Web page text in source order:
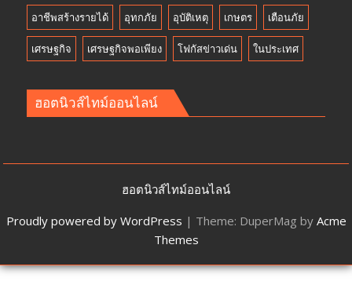
อาชีพสร้างรายได้ อุทกภัย อุบัติเหตุ เกษตร เตือนภัย
เศรษฐกิจ เศรษฐกิจพอเพียง โฟกัสข่าวเด่น ในประเทศ
ฮอตนิวส์ไทม์ออนไลน์
ฮอตนิวส์ไทม์ออนไลน์
Proudly powered by WordPress | Theme: DuperMag by Acme
Themes